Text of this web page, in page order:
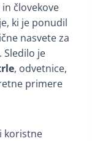
človekove
ki je ponudil
nasvete za
Sledilo je
, odvetnice,
primere
koristne